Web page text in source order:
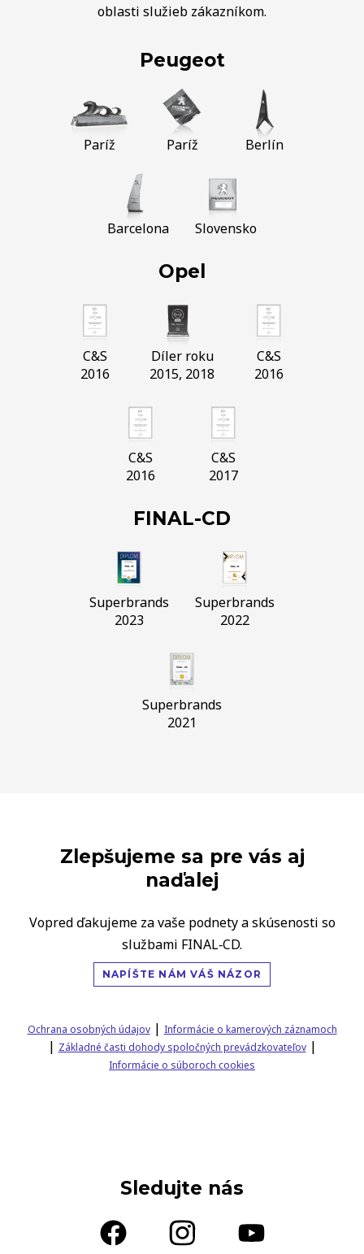
oblasti služieb zákazníkom.
Peugeot
Paríž Paríž Berlín
Barcelona Slovensko
Opel
C&S
2016
Díler roku
2015, 2018
C&S
2016
C&S
2016
C&S
2017
FINAL-CD
Superbrands
2023
Superbrands
2022
Superbrands
2021
Zlepšujeme sa pre vás aj
naďalej
Vopred ďakujeme za vaše podnety a skúsenosti so
službami FINAL‑CD.
NAPÍŠTE NÁM VÁŠ NÁZOR
Ochrana osobných údajov| Informácie o kamerových záznamoch
| Základné časti dohody spoločných prevádzkovateľov|
Informácie o súboroch cookies
Sledujte nás